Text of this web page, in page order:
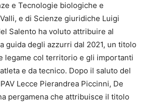
e Tecnologie biologiche e
e di Scienze giuridiche Luigi
Salento ha voluto attribuire al
guida degli azzurri dal 2021, un titolo
legame col territorio e gli importanti
e da tecnico. Dopo il saluto del
Lecce Pierandrea Piccinni, De
pergamena che attribuisce il titolo